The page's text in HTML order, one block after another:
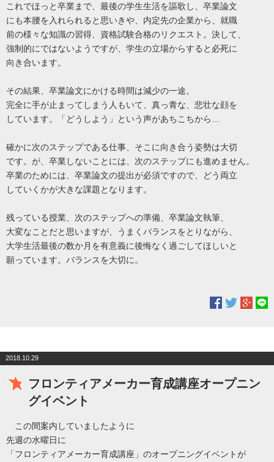
これでほっと卒業まで、最後の学生生活を謳歌し、卒業論文
にも本腰を入れられると思いきや、内定先の企業から、就職
前の様々な知識の習得、資格試験合格のリクエスト。決して、
強制的にではないようですが、学生の立場からすると必死に
向き合います。
その結果、卒業論文にかける時間は減少の一途。
完全に手が止まってしまう人もいて、真っ青な、悲壮な顔を
しています。「どうしよう」という声があちこちから…
確かに次のステップである仕事、そこに向き合う姿勢は大切
です。が、卒業しないことには、次のステップにも進めません。
卒業のためには、卒業論文の提出が必須ですので、どう両立
していくかが大きな課題となります。
残っている授業、次のステップへの準備、卒業論文執筆、
大変なことだと思いますが、うまくバランスをとりながら、
大学生活最後の数か月を有意義に後悔なく過ごしてほしいと
願っています。バランスを大切に。
2018.10.29
フロンティアメーカー育成講座オープニン
グイベント
この間案内していましたように
先週の水曜日に
「フロンティアメーカー育成講座」のオープニングイベントが